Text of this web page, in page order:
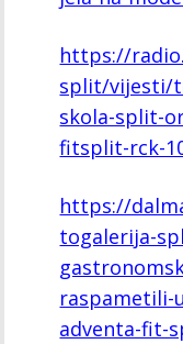
https://
split/vijesti/
skola-split-
fitsplit-rck-
https://
togalerija-
raspametili-
adventa-fit-